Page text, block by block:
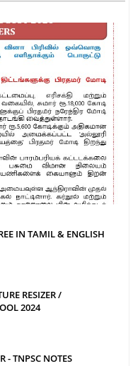
IN TAMIL & ENGLISH
RESIZER /
2024
- TNPSC NOTES